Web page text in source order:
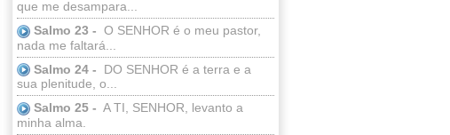
que me desampara...
Salmo 23 - O SENHOR é o meu pastor,
nada me faltará...
Salmo 24 -
DO SENHOR é a terra e a
sua plenitude, o...
Salmo 25 - A TI, SENHOR, levanto a
minha alma.